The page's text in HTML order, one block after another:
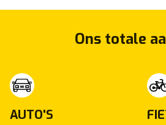
Ons totale
AUTO'S